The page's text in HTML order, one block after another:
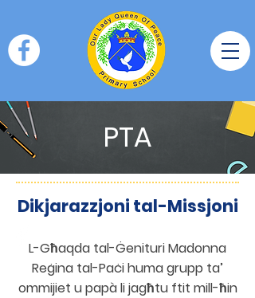
PTA
Dikjarazzjoni tal-Missjoni
L-Għaqda tal-Ġenituri Madonna
Reġina tal-Paċi huma grupp ta’
ommijiet u papà li jagħtu ftit mill-ħin